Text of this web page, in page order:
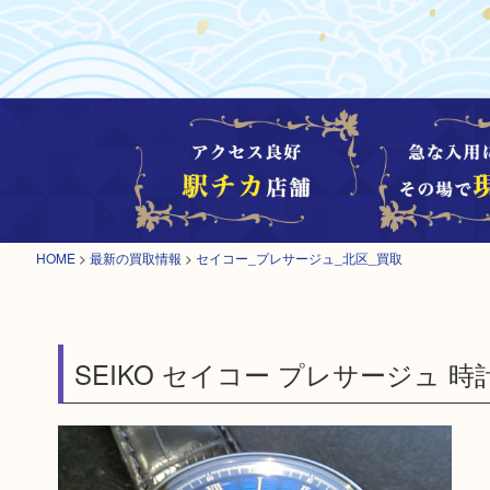
HOME > 最新の買取情報 > セイコー_プレサージュ_北区_買取
SEIKO セイコー プレサージュ 時